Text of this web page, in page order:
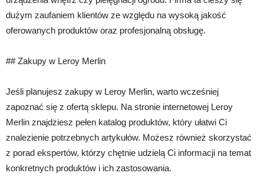
dużym zaufaniem klientów ze względu na wysoką jakość
oferowanych produktów oraz profesjonalną obsługę.
## Zakupy w Leroy Merlin
Jeśli planujesz zakupy w Leroy Merlin, warto wcześniej
zapoznać się z ofertą sklepu. Na stronie internetowej Leroy
Merlin znajdziesz pełen katalog produktów, który ułatwi Ci
znalezienie potrzebnych artykułów. Możesz również skorzystać
z porad ekspertów, którzy chętnie udzielą Ci informacji na temat
konkretnych produktów i ich zastosowania.